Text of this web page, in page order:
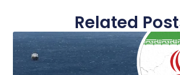
Related